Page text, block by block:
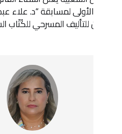
لمسابقة “د. علاء عبدالعزيز
المسرحي للكُتّاب الشباب”